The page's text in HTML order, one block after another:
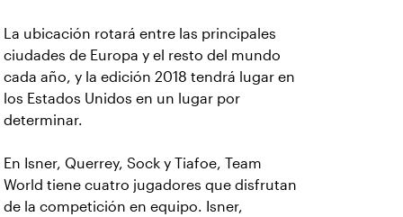
La ubicación rotará entre las principales
ciudades de Europa y el resto del mundo
cada año, y la edición 2018 tendrá lugar en
los Estados Unidos en un lugar por
determinar.
En Isner, Querrey, Sock y Tiafoe, Team
World tiene cuatro jugadores que disfrutan
de la competición en equipo. Isner,